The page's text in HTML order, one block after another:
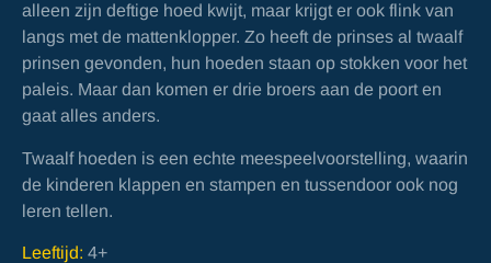
alleen zijn deftige hoed kwijt, maar krijgt er ook flink van
langs met de mattenklopper. Zo heeft de prinses al twaalf
prinsen gevonden, hun hoeden staan op stokken voor het
paleis. Maar dan komen er drie broers aan de poort en
gaat alles anders.
Twaalf hoeden is een echte meespeelvoorstelling, waarin
de kinderen klappen en stampen en tussendoor ook nog
leren tellen.
Leeftijd: 4+